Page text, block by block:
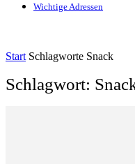
Wichtige Adressen
Start Schlagworte Snack
Schlagwort: